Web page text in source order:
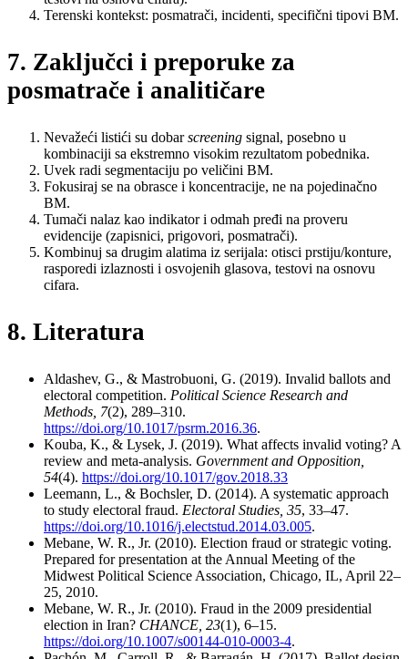
Terenski kontekst: posmatrači, incidenti, specifični tipovi BM.
7. Zaključci i preporuke za
posmatrače i analitičare
Nevažeći listići su dobarscreening signal, posebno u
kombinaciji sa ekstremno visokim rezultatom pobednika.
Uvek radi segmentaciju po veličini BM.
Fokusiraj se na obrasce i koncentracije, ne na pojedinačno
BM.
Tumači nalaz kao indikator i odmah pređi na proveru
evidencije (zapisnici, prigovori, posmatrači).
Kombinuj sa drugim alatima iz serijala: otisci prstiju/konture,
rasporedi izlaznosti i osvojenih glasova, testovi na osnovu
cifara.
8. Literatura
Aldashev, G., & Mastrobuoni, G. (2019). Invalid ballots and
electoral competition. Political Science Research and
Methods, 7(2), 289–310.
https://doi.org/10.1017/psrm.2016.36.
Kouba, K., & Lysek, J. (2019). What affects invalid voting? A
review and meta-analysis. Government and Opposition,
54(4). https://doi.org/10.1017/gov.2018.33
Leemann, L., & Bochsler, D. (2014). A systematic approach
to study electoral fraud. Electoral Studies, 35, 33–47.
https://doi.org/10.1016/j.electstud.2014.03.005.
Mebane, W. R., Jr. (2010). Election fraud or strategic voting.
Prepared for presentation at the Annual Meeting of the
Midwest Political Science Association, Chicago, IL, April 22–
25, 2010.
Mebane, W. R., Jr. (2010). Fraud in the 2009 presidential
election in Iran? CHANCE, 23(1), 6–15.
https://doi.org/10.1007/s00144-010-0003-4.